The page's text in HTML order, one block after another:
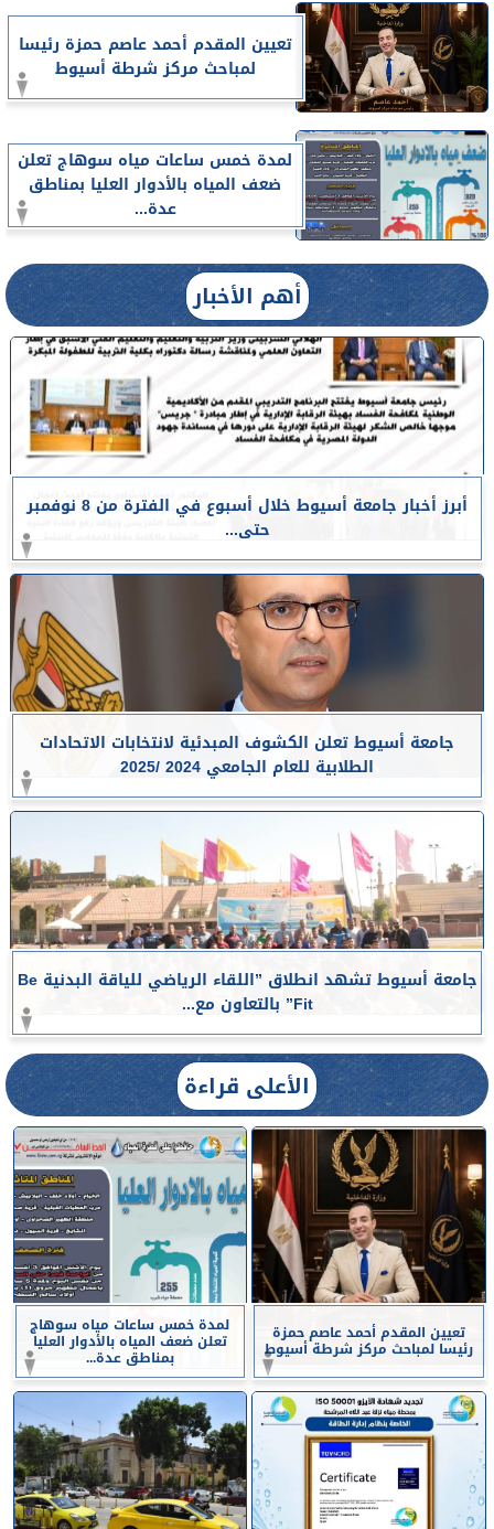
تعيين المقدم أحمد عاصم حمزة رئيسا
لمباحث مركز شرطة أسيوط
لمدة خمس ساعات مياه سوهاج تعلن
ضعف المياه بالأدوار العليا بمناطق
عدة...
أهم الأخبار
أبرز أخبار جامعة أسيوط خلال أسبوع في الفترة من 8 نوفمبر
حتى...
جامعة أسيوط تعلن الكشوف المبدئية لانتخابات الاتحادات
الطلابية للعام الجامعي 2024 /2025
جامعة أسيوط تشهد انطلاق ”اللقاء الرياضي للياقة البدنية Be
Fit” بالتعاون مع...
الأعلى قراءة
تعيين المقدم أحمد عاصم حمزة
رئيسا لمباحث مركز شرطة أسيوط
لمدة خمس ساعات مياه سوهاج
تعلن ضعف المياه بالأدوار العليا
بمناطق عدة...